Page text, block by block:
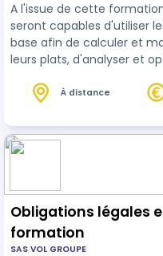
A l'issue de cette
seront capables d'utiliser
base afin de calculer et
leurs plats, d'analyser et
respectant les règles de
À distance
Obligations légales
formation
SAS VOL GROUPE